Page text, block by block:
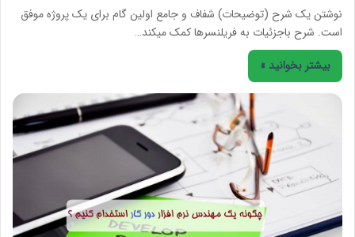
نوشتن یک شرح (توضیحات) شفاف و جامع اولین گام برای یک پروژه موفق
است. شرح باجزئیات به فریلنسرها کمک می­کند…
بیشتر بخوانید »